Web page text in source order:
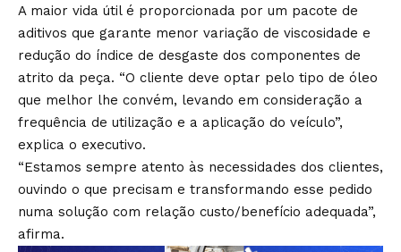
A maior vida útil é proporcionada por um pacote de
aditivos que garante menor variação de viscosidade e
redução do índice de desgaste dos componentes de
atrito da peça. “O cliente deve optar pelo tipo de óleo
que melhor lhe convém, levando em consideração a
frequência de utilização e a aplicação do veículo”,
explica o executivo.
“Estamos sempre atento às necessidades dos clientes,
ouvindo o que precisam e transformando esse pedido
numa solução com relação custo/benefício adequada”,
afirma.